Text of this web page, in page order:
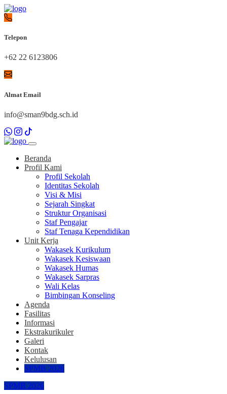
Telepon
+62 22 6123806
Almat Email
info@sman9bdg.sch.id
Beranda
Profil Kami
Profil Sekolah
Identitas Sekolah
Visi & Misi
Sejarah Singkat
Struktur Organisasi
Staf Pengajar
Staf Tenaga Kependidikan
Unit Kerja
Wakasek Kurikulum
Wakasek Kesiswaan
Wakasek Humas
Wakasek Sarpras
Wali Kelas
Bimbingan Konseling
Agenda
Fasilitas
Informasi
Ekstrakurikuler
Galeri
Kontak
Kelulusan
SPMB 2026
SPMB 2026